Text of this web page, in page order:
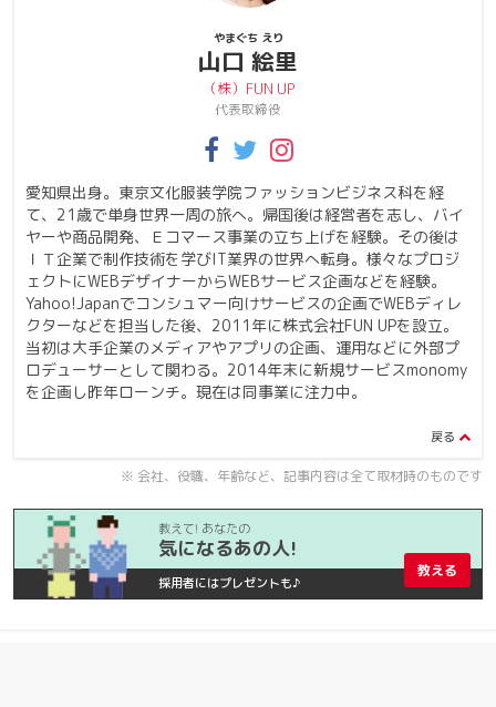
山口 絵里
やまぐち えり
（株）FUN UP
代表取締役
愛知県出身。東京文化服装学院ファッションビジネス科を経
て、 21 歳で単身世界一周の旅へ。帰国後は経営者を志し、バイ
ヤーや商品開発、Ｅコマース事業の立ち上げを経験。その後は
ＩＴ企業で制作技術を学びIT業界の世界へ転身。様々なプロジ
ェクトにWEBデザイナーからWEBサービス企画などを経験。
Yahoo!Japanでコンシュマー向けサービスの企画でWEBディレ
クターなどを担当した後、 2011 年に株式会社FUN UPを設立。
当初は大手企業のメディアやアプリの企画、運用などに外部プ
ロデューサーとして関わる。 2014年末に新規サービスmonomy
を企画し昨年ローンチ。現在は同事業に注力中。
※ 会社、役職、年齢など、記事内容は全て取材時のものです
教えて! あなたの
気になるあの人!
採用者にはプレゼントも♪
教える